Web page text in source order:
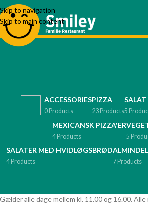
Skip to navigation
Skip to main content
ACCESSORIES
0 Products
PIZZA
23 Products
SALAT
5
MEXICANSK PIZZA'ER
4 Products 5
SALATER MED HVIDLØGSBRØD
4 Products 7 Products
Gælder alle dage mellem kl. 11.00 og 16.00.